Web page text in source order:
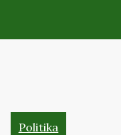
Politika